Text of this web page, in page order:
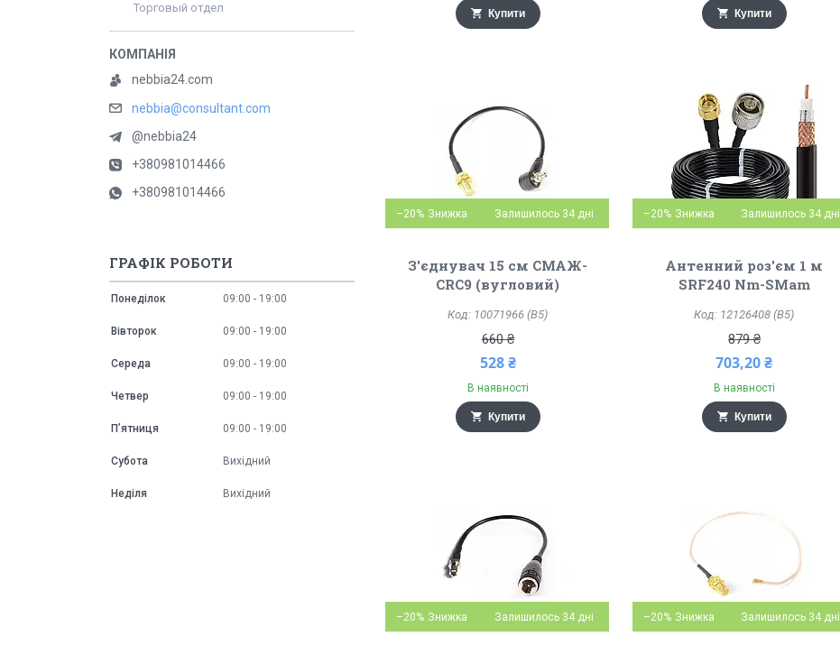
Купити Купити
–20% Залишилось 34 дні
З'єднувач 15 см СМАЖ-
CRC9 (вугловий)
10071966 (B5)
660 ₴
528 ₴
В наявності
Купити
–20% Залишилось 34 дні
Антенний роз'єм 1 м
SRF240 Nm-SMam
12126408 (B5)
879 ₴
703,20 ₴
В наявності
Купити
–20% Залишилось 34 дні –20% Залишилось 34 дні
Торговый отдел
nebbia24.com
nebbia@consultant.com
@nebbia24
+380981014466
+380981014466
ГРАФІК РОБОТИ
Понеділок 09:00 19:00
Вівторок 09:00 19:00
Середа 09:00 19:00
Четвер 09:00 19:00
Пʼятниця 09:00 19:00
Субота Вихідний
Неділя Вихідний